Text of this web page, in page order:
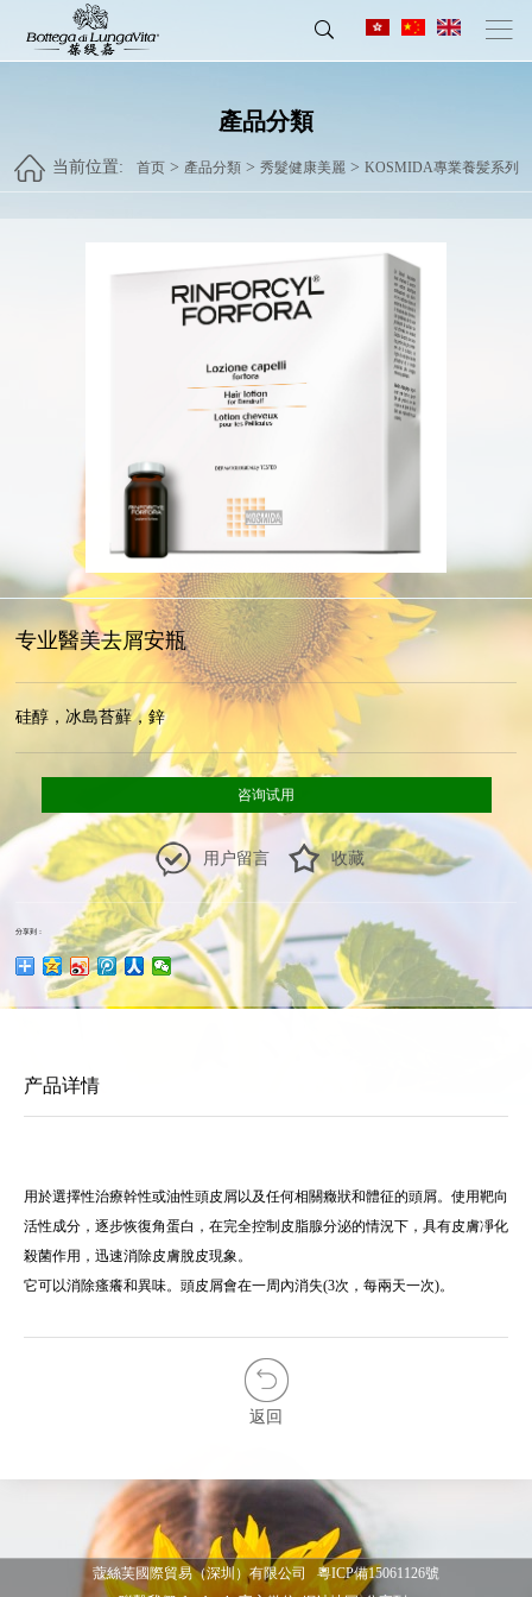
產品分類
当前位置: 首页 > 產品分類 >秀髮健康美麗 >KOSMIDA專業養髪系列
专业醫美去屑安瓶
硅醇，冰島苔蘚，鋅
咨询试用
用户留言 收藏
分享到：
产品详情
用於選擇性治療幹性或油性頭皮屑以及任何相關癥狀和體征的頭屑。使用靶向
活性成分，逐步恢復角蛋白，在完全控制皮脂腺分泌的情況下，具有皮膚凈化
殺菌作用，迅速消除皮膚脫皮現象。
它可以消除瘙癢和異味。頭皮屑會在一周內消失(3次，每兩天一次)。
返回
蔻絲芙國際貿易（深圳）有限公司 粵ICP備15061126號